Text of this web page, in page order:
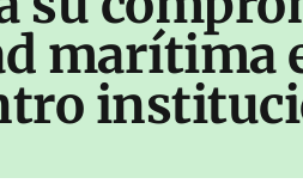
marítima